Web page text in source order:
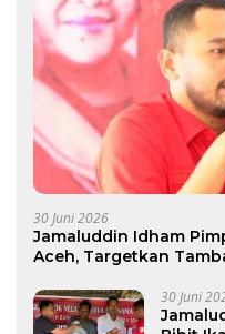
30 Juni 2026
Jamaluddin Idham
Aceh, Targetkan
30 Juni